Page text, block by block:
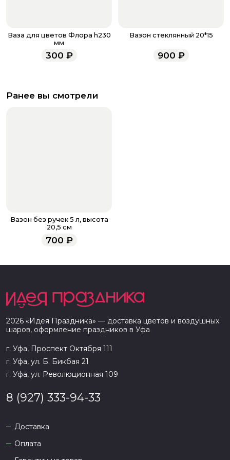
Ваза для цветов Флора h230
мм
300 ₽
Вазон стеклянный 20*15
900 ₽
Ранее вы смотрели
Вазон без ручек 5 л, высота
20,5 см
700 ₽
2026 «Идея Праздника» — доставка цветов и воздушных
шаров, оформление праздников в Уфа
г. Уфа, Проспект Октября 111
г. Уфа, ул. Б. Бикбая 21
г. Уфа, ул. Революционная 109
8 (927) 333-94-33
Доставка
Оплата